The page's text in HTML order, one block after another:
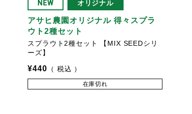
NEW オリジナル
アサヒ農園オリジナル 得々スプラ
ウト2種セット
スプラウト2種セット 【MIX SEEDシリ
ーズ】
¥440 税込
在庫切れ